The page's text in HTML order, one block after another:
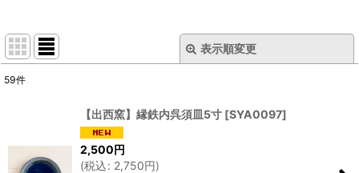
表示順変更
59件
【出西窯】縁鉄内呉須皿5寸 [SYA0097]
2,500円
(税込: 2,750円)